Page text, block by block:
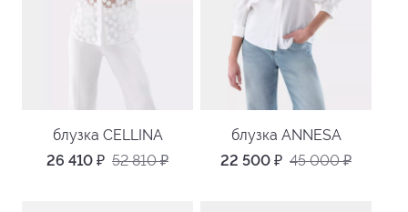
блузка CELLINA
26 410 ₽ 52 810₽
блузка ANNESA
22 500 ₽ 45 000₽